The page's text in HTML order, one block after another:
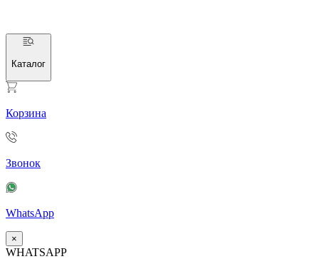
Каталог
Корзина
Звонок
WhatsApp
×
WHATSAPP